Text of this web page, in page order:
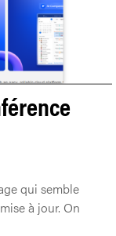
qui semble
à jour. On